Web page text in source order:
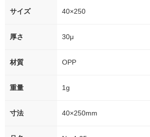
サイズ 40×250
厚さ 30μ
材質 OPP
重量 1g
寸法 40×250mm